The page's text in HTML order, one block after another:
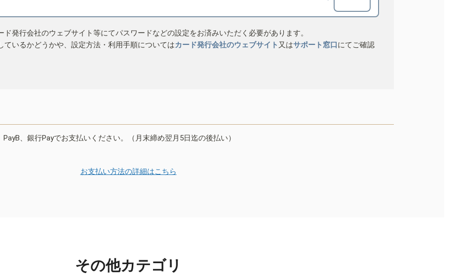
発行会社のウェブサイト等にてパスワードなどの設定をお済みいただく必要があります。
ているかどうかや、設定方法・利用手順についてはカード発行会社のウェブサイト 又はサポート窓口にてご確認
、銀行Payでお支払いください。（月末締め翌月5日迄の後払い）
お支払い方法の詳細はこちら
その他カテゴリ